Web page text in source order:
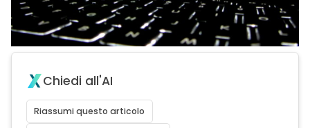
Chiedi all'AI
Riassumi questo articolo